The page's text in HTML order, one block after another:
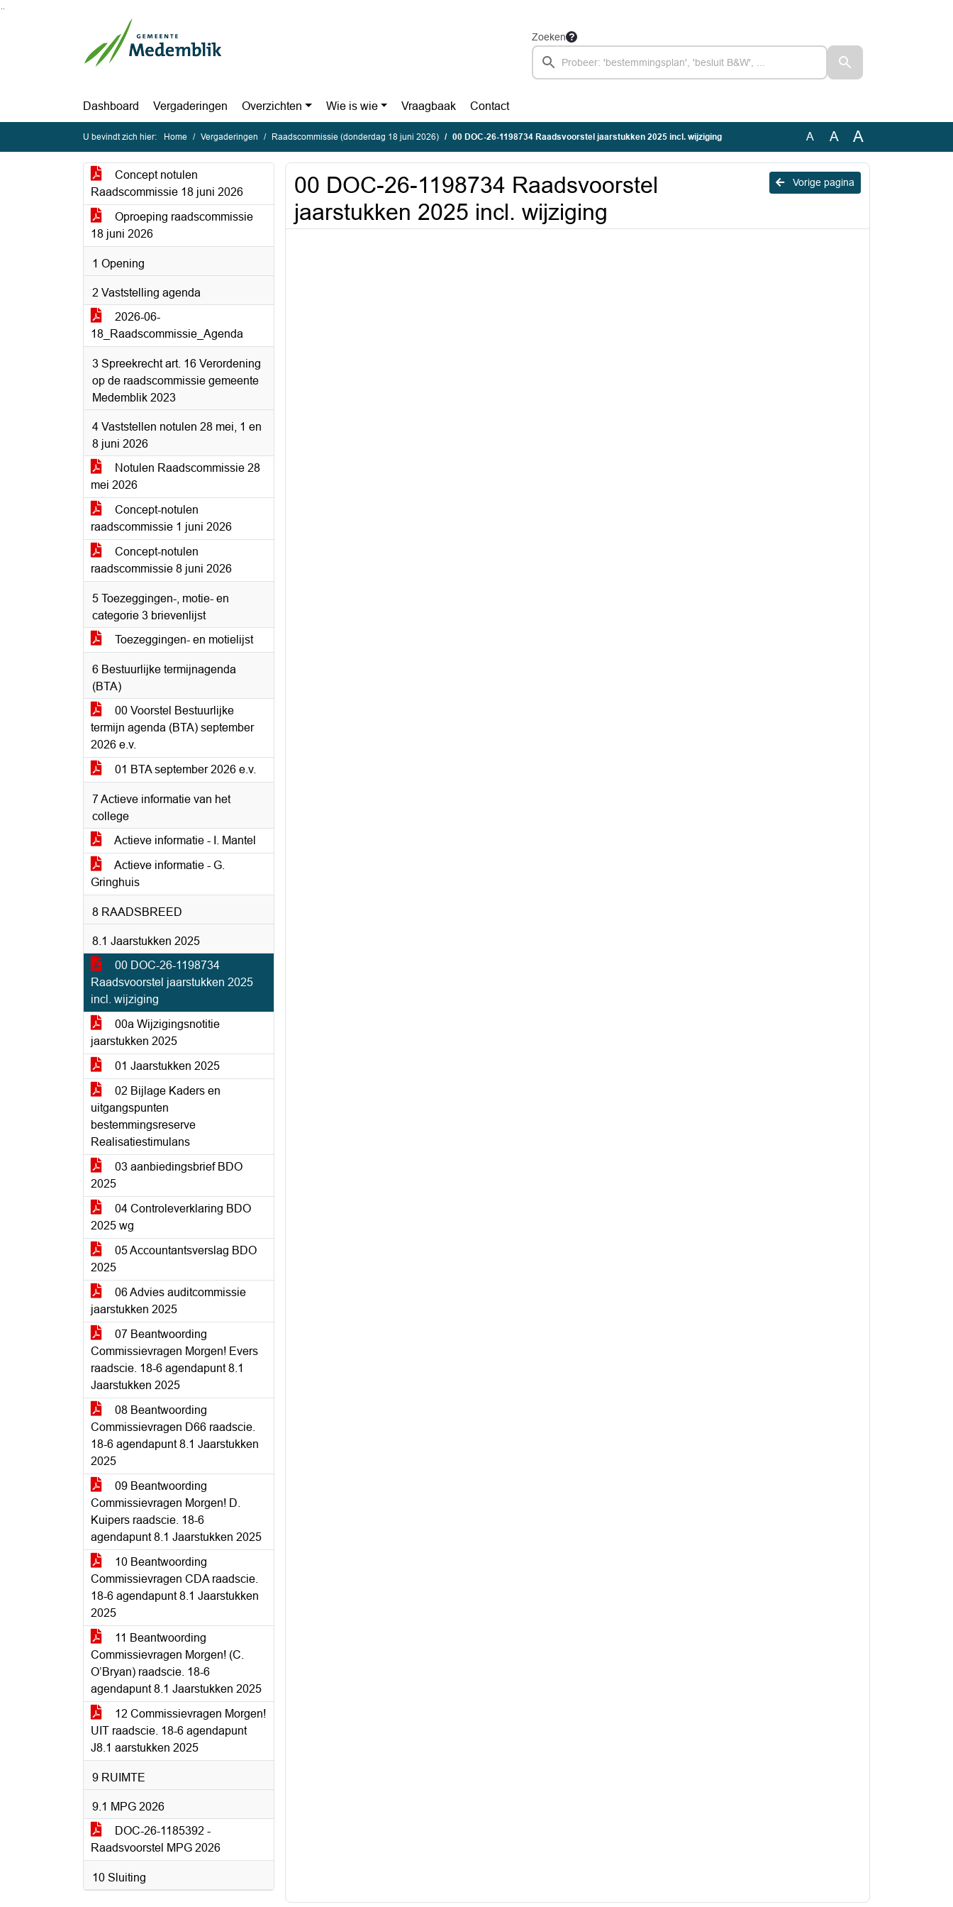
Ga naar de inhoud van deze pagina
Zoeken
Dashboard Vergaderingen Overzichten Wie is wie Vraagbaak Contact
U bevindt zich hier: Home Vergaderingen Raadscommissie (donderdag 18 juni 2026) 00 DOC-26-1198734 Raadsvoorstel jaarstukken 2025 incl. wijziging A A A
Concept notulen
Raadscommissie 18 juni 2026
Oproeping raadscommissie
18 juni 2026
1 Opening
2 Vaststelling agenda
2026-06-
18_Raadscommissie_Agenda
3 Spreekrecht art. 16 Verordening
op de raadscommissie gemeente
Medemblik 2023
4 Vaststellen notulen 28 mei, 1 en
8 juni 2026
Notulen Raadscommissie 28
mei 2026
Concept-notulen
raadscommissie 1 juni 2026
Concept-notulen
raadscommissie 8 juni 2026
5 Toezeggingen-, motie- en
categorie 3 brievenlijst
Toezeggingen- en motielijst
6 Bestuurlijke termijnagenda
(BTA)
00 Voorstel Bestuurlijke
termijn agenda (BTA) september
2026 e.v.
01 BTA september 2026 e.v.
7 Actieve informatie van het
college
Actieve informatie - I. Mantel
Actieve informatie - G.
Gringhuis
8 RAADSBREED
8.1 Jaarstukken 2025
00 DOC-26-1198734
Raadsvoorstel jaarstukken 2025
incl. wijziging
00a Wijzigingsnotitie
jaarstukken 2025
01 Jaarstukken 2025
02 Bijlage Kaders en
uitgangspunten
bestemmingsreserve
Realisatiestimulans
03 aanbiedingsbrief BDO
2025
04 Controleverklaring BDO
2025 wg
05 Accountantsverslag BDO
2025
06 Advies auditcommissie
jaarstukken 2025
07 Beantwoording
Commissievragen Morgen! Evers
raadscie. 18-6 agendapunt 8.1
Jaarstukken 2025
08 Beantwoording
Commissievragen D66 raadscie.
18-6 agendapunt 8.1 Jaarstukken
2025
09 Beantwoording
Commissievragen Morgen! D.
Kuipers raadscie. 18-6
agendapunt 8.1 Jaarstukken 2025
10 Beantwoording
Commissievragen CDA raadscie.
18-6 agendapunt 8.1 Jaarstukken
2025
11 Beantwoording
Commissievragen Morgen! (C.
O’Bryan) raadscie. 18-6
agendapunt 8.1 Jaarstukken 2025
12 Commissievragen Morgen!
UIT raadscie. 18-6 agendapunt
J8.1 aarstukken 2025
9 RUIMTE
9.1 MPG 2026
DOC-26-1185392 -
Raadsvoorstel MPG 2026
10 Sluiting
Vorige pagina
00 DOC-26-1198734 Raadsvoorstel
jaarstukken 2025 incl. wijziging